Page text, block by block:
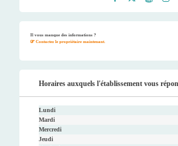
Il vous manque des informations ?
Contactez le propriétaire maintenant.
Horaires auxquels l'établissement vous
Lundi
Mardi
Mercredi
Jeudi